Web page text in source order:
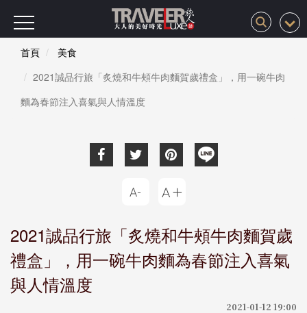
首頁
美食
2021誠品行旅「炙燒和牛頰牛肉麵賀歲禮盒」，用一碗牛肉
麵為春節注入喜氣與人情溫度
2021誠品行旅「炙燒和牛頰牛肉麵賀歲
禮盒」，用一碗牛肉麵為春節注入喜氣
與人情溫度
2021-01-12 19:00